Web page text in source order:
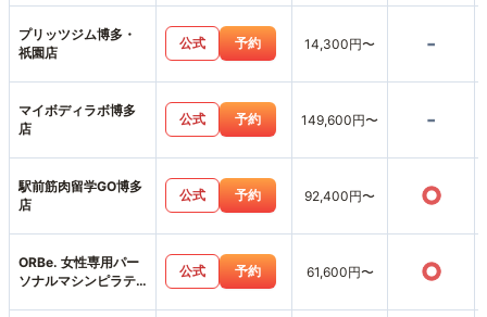
プリッツジム博多・
祇園店
公式 予約 14,300円〜 -
マイボディラボ博多
店
公式 予約 149,600円〜 -
駅前筋肉留学GO博多
店
公式 予約 92,400円〜 ○
ORBe. 女性専用パー
ソナルマシンピラテ
公式 予約 61,600円〜 ○